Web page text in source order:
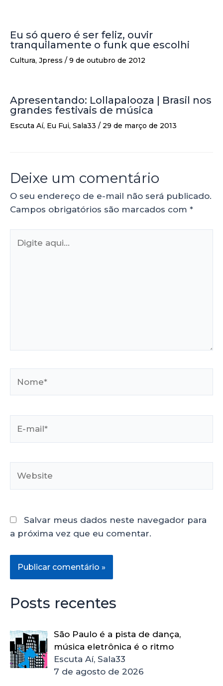
Eu só quero é ser feliz, ouvir
tranquilamente o funk que escolhi
Cultura, Jpress / 9 de outubro de 2012
Apresentando: Lollapalooza | Brasil nos
grandes festivais de música
Escuta Aí, Eu Fui, Sala33 / 29 de março de 2013
Deixe um comentário
O seu endereço de e-mail não será publicado.
Campos obrigatórios são marcados com *
Salvar meus dados neste navegador para
a próxima vez que eu comentar.
Posts recentes
São Paulo é a pista de dança,
música eletrônica é o ritmo
Escuta Aí, Sala33
7 de agosto de 2026